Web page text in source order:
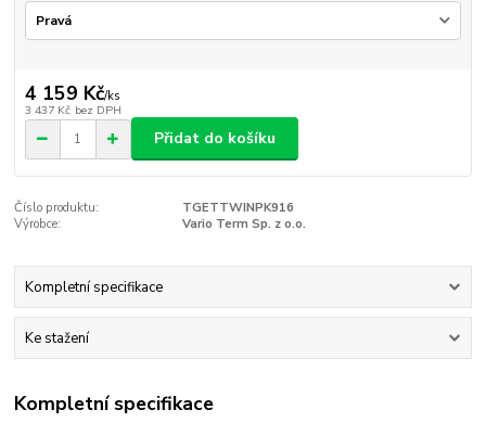
4 159 Kč/ks
3 437 Kč bez DPH
Přidat do košíku
Číslo produktu:
TGETTWINPK916
Výrobce:
Vario Term Sp. z o.o.
Kompletní specifikace
Ke stažení
Kompletní specifikace